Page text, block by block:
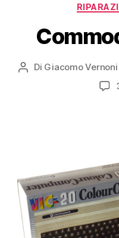
Autore
Di Giacomo Vernoni